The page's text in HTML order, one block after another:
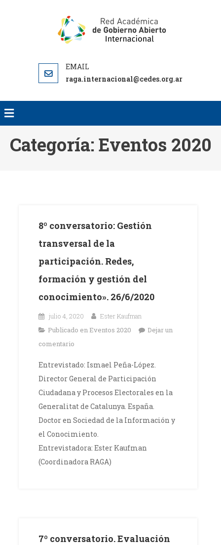
raga.internacional@cedes.org.ar
Categoría: Eventos 2020
8º conversatorio: Gestión
transversal de la
participación. Redes,
formación y gestión del
conocimiento». 26/6/2020
julio 4, 2020
Ester Kaufman
Publicado en Eventos 2020
Dejar un
comentario
Entrevistado: Ismael Peña-López.
Director General de Participación
Ciudadana y Procesos Electorales en la
Generalitat de Catalunya. España.
Doctor en Sociedad de la Información y
el Conocimiento.
Entrevistadora: Ester Kaufman
(Coordinadora RAGA)
7º conversatorio. Evaluación